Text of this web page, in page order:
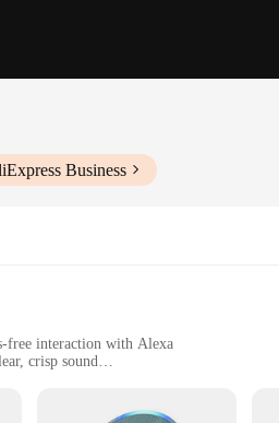
Business
free interaction with Alexa
crisp sound
the smart home experience